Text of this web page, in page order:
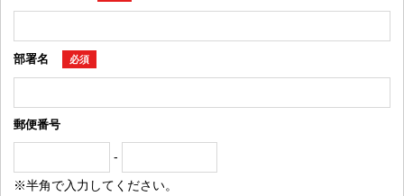
部署名 必須
郵便番号
-
※半角で入力してください。